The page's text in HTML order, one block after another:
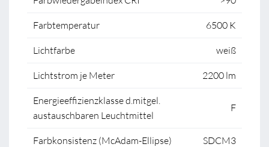
Farbtemperatur 6500 K
Lichtfarbe weiß
Lichtstrom je Meter 2200 lm
Energieeffizienzklasse d.mitgel.
austauschbaren Leuchtmittel
F
Farbkonsistenz (McAdam-Ellipse) SDCM3